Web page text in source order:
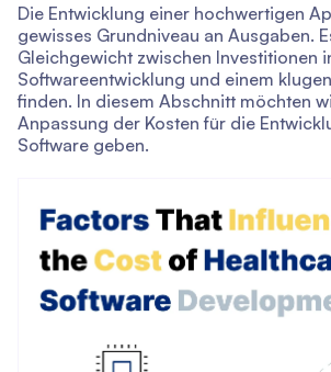
Die Entwicklung einer hochwertigen
gewisses Grundniveau an Ausgaben.
Gleichgewicht zwischen Investitionen
Softwareentwicklung und einem
finden. In diesem Abschnitt möchten
Anpassung der Kosten für die
Software geben.